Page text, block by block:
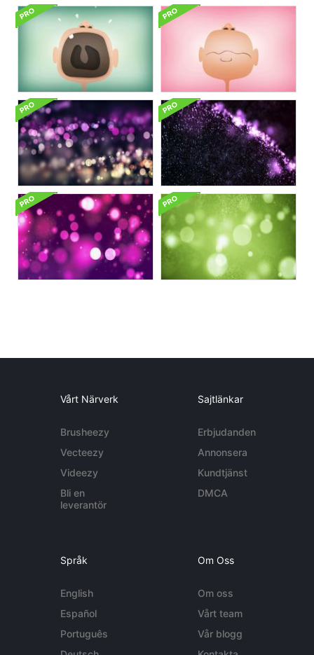
Vårt Närverk
Brusheezy
Vecteezy
Videezy
Bli en
leverantör
Sajtlänkar
Erbjudanden
Annonsera
Kundtjänst
DMCA
Språk
English
Español
Português
Om Oss
Om oss
Vårt team
Vår blogg